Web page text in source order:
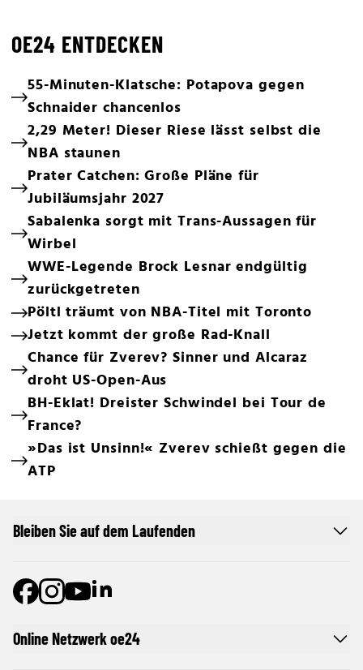
OE24 ENTDECKEN
55-Minuten-Klatsche: Potapova gegen
Schnaider chancenlos
2,29 Meter! Dieser Riese lässt selbst die
NBA staunen
Prater Catchen: Große Pläne für
Jubiläumsjahr 2027
Sabalenka sorgt mit Trans-Aussagen für
Wirbel
WWE-Legende Brock Lesnar endgültig
zurückgetreten
Pöltl träumt von NBA-Titel mit Toronto
Jetzt kommt der große Rad-Knall
Chance für Zverev? Sinner und Alcaraz
droht US-Open-Aus
BH-Eklat! Dreister Schwindel bei Tour de
France?
»Das ist Unsinn!« Zverev schießt gegen die
ATP
Online Netzwerk oe24
Bleiben Sie auf dem Laufenden